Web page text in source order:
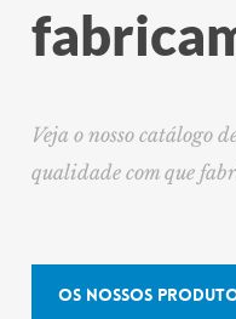
Veja o nosso catálogo
qualidade com que
Os nossos